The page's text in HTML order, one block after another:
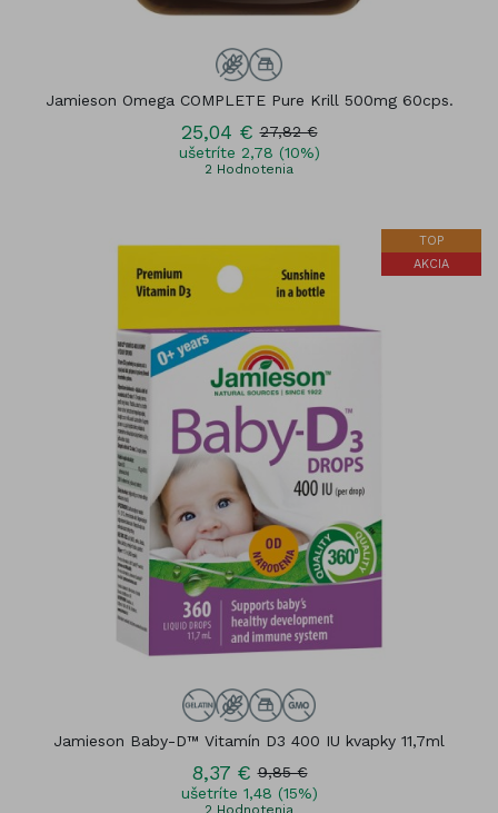
Jamieson Omega COMPLETE Pure Krill 500mg 60cps.
25,04 € 27,82 €
ušetríte 2,78 (10%)
2 Hodnotenia
TOP
AKCIA
Jamieson Baby-D™ Vitamín D3 400 IU kvapky 11,7ml
8,37 € 9,85 €
ušetríte 1,48 (15%)
2 Hodnotenia